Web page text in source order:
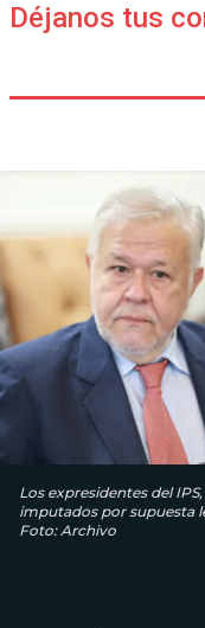
Déjanos tus
Los expresidentes del
imputados por supuesta
Foto: Archivo